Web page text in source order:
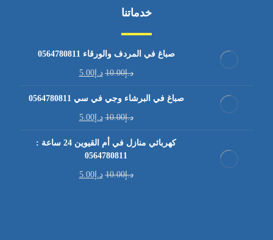
خدماتنا
صباغ في المردف والورقاء 0564780811
د.إ10.00 د.إ5.00
صباغ في البرشاء وجي في سي 0564780811
د.إ10.00 د.إ5.00
كهربائي منازل في أم القيوين 24 ساعة :
0564780811
د.إ10.00 د.إ5.00